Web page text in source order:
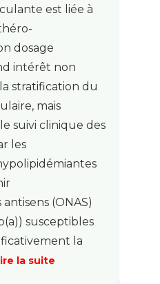
est liée à
dosage
intérêt non
stratification du
mais
suivi clinique des
les
(ONAS)
susceptibles
la
la suite